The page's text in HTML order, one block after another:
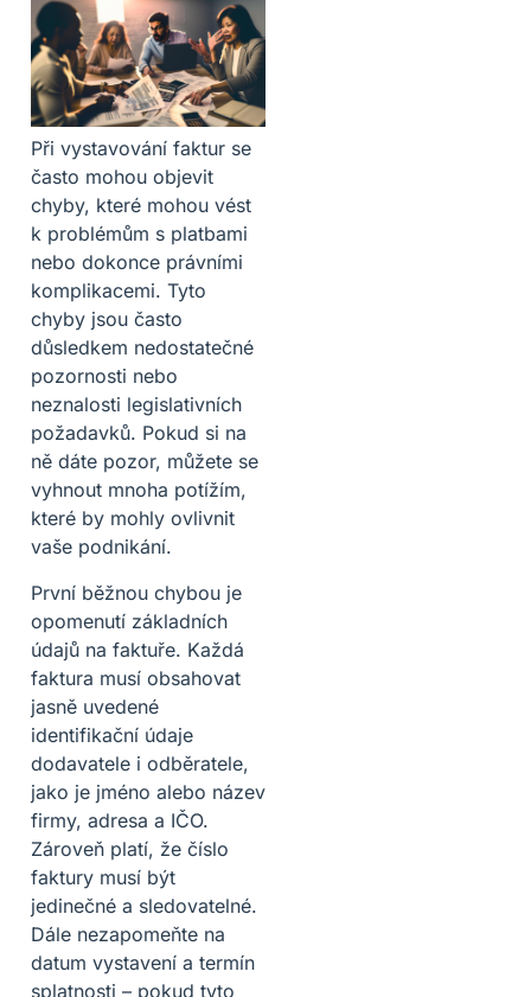
Při vystavování faktur se
často mohou objevit
chyby, které mohou vést
k problémům s platbami
nebo dokonce právními
komplikacemi. Tyto
chyby jsou často
důsledkem nedostatečné
pozornosti nebo
neznalosti legislativních
požadavků. Pokud si na
ně dáte pozor, můžete se
vyhnout mnoha potížím,
které by mohly ovlivnit
vaše podnikání.
První běžnou chybou je
opomenutí základních
údajů na faktuře. Každá
faktura musí obsahovat
jasně uvedené
identifikační údaje
dodavatele i odběratele,
jako je jméno alebo název
firmy, adresa a IČO.
Zároveň platí, že číslo
faktury musí být
jedinečné a sledovatelné.
Dále nezapomeňte na
datum vystavení a termín
splatnosti – pokud tyto